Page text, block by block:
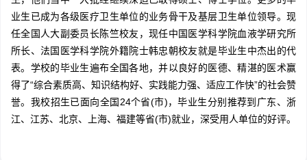
业生已成为各级医疗卫生单位的业务骨干及基层卫生单位领导。现
任全国人大副委员长陈竺校友，现任中国医学科学院血液学研究所
所长、法国医学科学院外籍院士韩忠朝校友就是毕业生中杰出的代
表。学校的毕业生遍布全国各地，并以良好的医德、精湛的医术赢
得了“综合素质高、知识结构好、实践能力强、适应工作快”的社会赞
誉。我校招生已面向全国24个省(市)，毕业生分别推荐到广东、浙
江、江苏、北京、上海、福建等省(市)就业，深受用人单位的好评。